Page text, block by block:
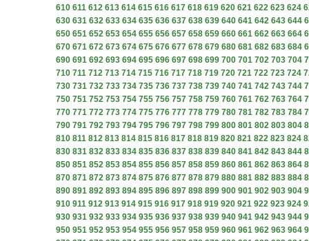
610 611 612 613 614 615 616 617 618 619 620 621 622 623 624
630 631 632 633 634 635 636 637 638 639 640 641 642 643 644
650 651 652 653 654 655 656 657 658 659 660 661 662 663 664
670 671 672 673 674 675 676 677 678 679 680 681 682 683 684
690 691 692 693 694 695 696 697 698 699 700 701 702 703 704
710 711 712 713 714 715 716 717 718 719 720 721 722 723 724
730 731 732 733 734 735 736 737 738 739 740 741 742 743 744
750 751 752 753 754 755 756 757 758 759 760 761 762 763 764
770 771 772 773 774 775 776 777 778 779 780 781 782 783 784
790 791 792 793 794 795 796 797 798 799 800 801 802 803 804
810 811 812 813 814 815 816 817 818 819 820 821 822 823 824
830 831 832 833 834 835 836 837 838 839 840 841 842 843 844
850 851 852 853 854 855 856 857 858 859 860 861 862 863 864
870 871 872 873 874 875 876 877 878 879 880 881 882 883 884
890 891 892 893 894 895 896 897 898 899 900 901 902 903 904
910 911 912 913 914 915 916 917 918 919 920 921 922 923 924
930 931 932 933 934 935 936 937 938 939 940 941 942 943 944
950 951 952 953 954 955 956 957 958 959 960 961 962 963 964